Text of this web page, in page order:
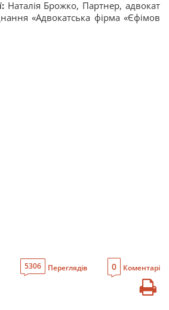
Наталія Брожко, Партнер, адвокат
«Адвокатська фірма «Єфімов
5306 Переглядів 0 Коментарі